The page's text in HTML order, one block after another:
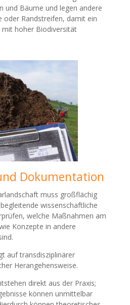
und Bäume und legen andere
oder Randstreifen, damit ein
hoher Biodiversität
Dokumentation
muss großflächig
wissenschaftliche
welche Maßnahmen am
Konzepte in andere
auf transdisziplinärer
Herangehensweise.
direkt aus der Praxis;
können unmittelbar